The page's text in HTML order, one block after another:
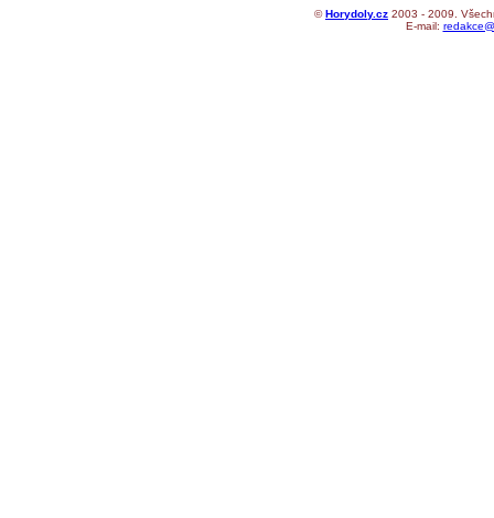
©Horydoly.cz 2003 - 2009.
E-mail: